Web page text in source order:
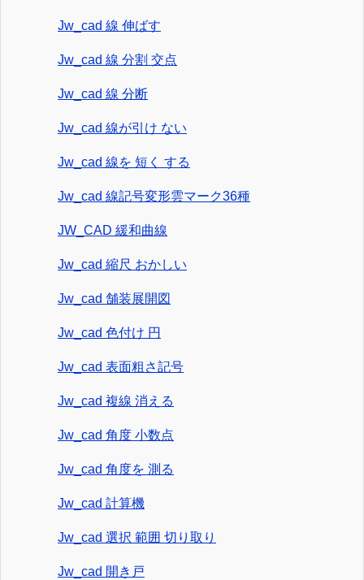
Jw_cad 線 伸ばす
Jw_cad 線 分割 交点
Jw_cad 線 分断
Jw_cad 線が引け ない
Jw_cad 線を 短く する
Jw_cad 線記号変形雲マーク36種
JW_CAD 緩和曲線
Jw_cad 縮尺 おかしい
Jw_cad 舗装展開図
Jw_cad 色付け 円
Jw_cad 表面粗さ記号
Jw_cad 複線 消える
Jw_cad 角度 小数点
Jw_cad 角度を 測る
Jw_cad 計算機
Jw_cad 選択 範囲 切り取り
Jw_cad 開き戸